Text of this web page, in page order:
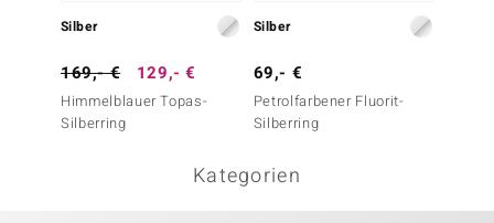
Silber
169,- € 129,- €
Himmelblauer Topas-
Silberring
Silber
69,- €
Petrolfarbener Fluorit-
Silberring
Kategorien